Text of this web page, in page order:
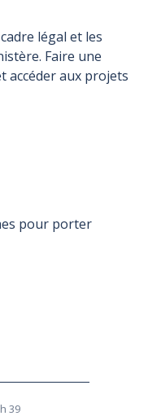
légal et les
Faire une
accéder aux projets
pour porter
39